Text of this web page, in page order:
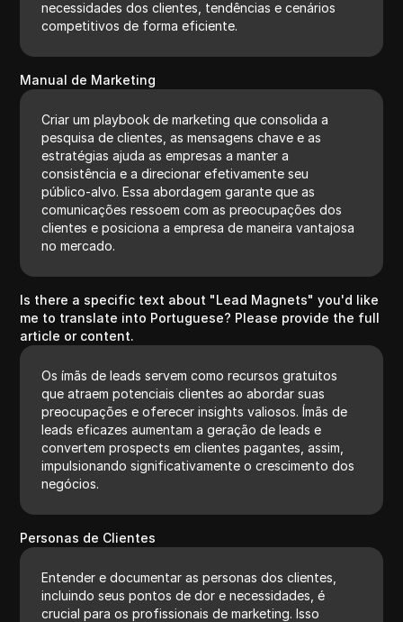
necessidades dos clientes, tendências e cenários
competitivos de forma eficiente.
Manual de Marketing
Criar um playbook de marketing que consolida a
pesquisa de clientes, as mensagens chave e as
estratégias ajuda as empresas a manter a
consistência e a direcionar efetivamente seu
público-alvo. Essa abordagem garante que as
comunicações ressoem com as preocupações dos
clientes e posiciona a empresa de maneira vantajosa
no mercado.
Is there a specific text about "Lead Magnets" you'd like
me to translate into Portuguese? Please provide the full
article or content.
Os ímãs de leads servem como recursos gratuitos
que atraem potenciais clientes ao abordar suas
preocupações e oferecer insights valiosos. Ímãs de
leads eficazes aumentam a geração de leads e
convertem prospects em clientes pagantes, assim,
impulsionando significativamente o crescimento dos
negócios.
Personas de Clientes
Entender e documentar as personas dos clientes,
incluindo seus pontos de dor e necessidades, é
crucial para os profissionais de marketing. Isso